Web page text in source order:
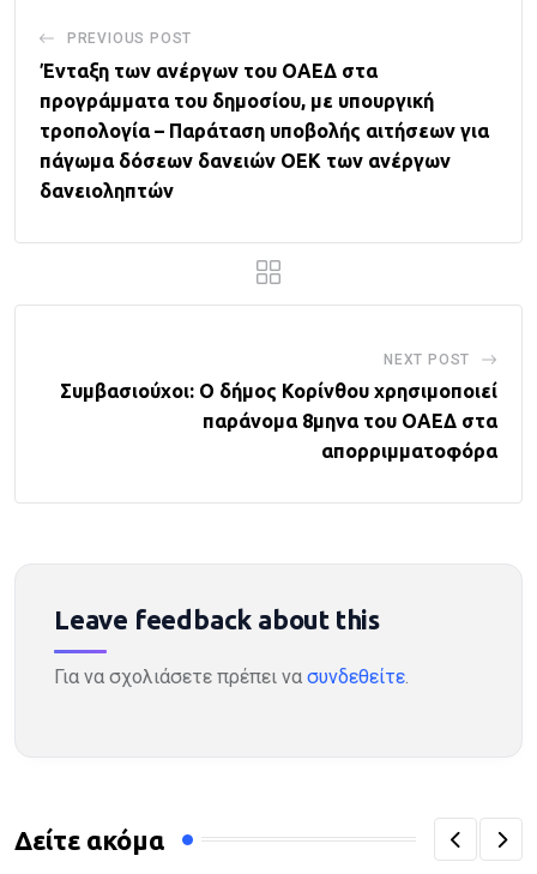
PREVIOUS POST
Ένταξη των ανέργων του ΟΑΕΔ στα
προγράμματα του δημοσίου, με υπουργική
τροπολογία – Παράταση υποβολής αιτήσεων για
πάγωμα δόσεων δανειών ΟΕΚ των ανέργων
δανειοληπτών
NEXT POST
Συμβασιούχοι: Ο δήμος Κορίνθου χρησιμοποιεί
παράνομα 8μηνα του ΟΑΕΔ στα
απορριμματοφόρα
Leave feedback about this
Για να σχολιάσετε πρέπει να συνδεθείτε.
Δείτε ακόμα